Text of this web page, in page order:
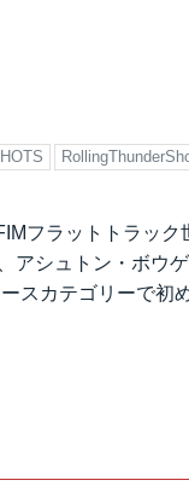
フラットトラッ
アシュトン・ボウ
スカテゴリーで初